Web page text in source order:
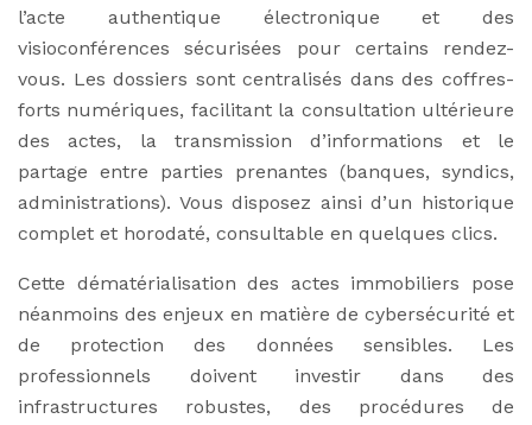
l’acte authentique électronique et des
visioconférences sécurisées pour certains rendez-
vous. Les dossiers sont centralisés dans des coffres-
forts numériques, facilitant la consultation ultérieure
des actes, la transmission d’informations et le
partage entre parties prenantes (banques, syndics,
administrations). Vous disposez ainsi d’un historique
complet et horodaté, consultable en quelques clics.
Cette dématérialisation des actes immobiliers pose
néanmoins des enjeux en matière de cybersécurité et
de protection des données sensibles. Les
professionnels doivent investir dans des
infrastructures robustes, des procédures de